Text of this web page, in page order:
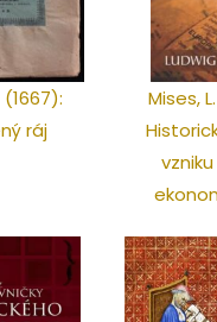
ráj
Mises,